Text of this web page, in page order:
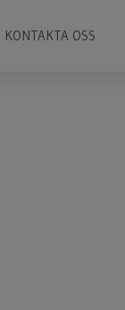
KONTAKTA OSS